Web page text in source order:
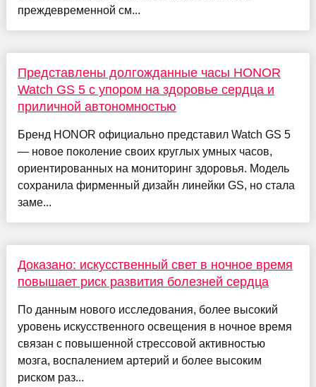
преждевременной см...
Представлены долгожданные часы HONOR
Watch GS 5 с упором на здоровье сердца и
приличной автономностью
Бренд HONOR официально представил Watch GS 5
— новое поколение своих круглых умных часов,
ориентированных на мониторинг здоровья. Модель
сохранила фирменный дизайн линейки GS, но стала
заме...
Доказано: искусственный свет в ночное время
повышает риск развития болезней сердца
По данным нового исследования, более высокий
уровень искусственного освещения в ночное время
связан с повышенной стрессовой активностью
мозга, воспалением артерий и более высоким
риском раз...